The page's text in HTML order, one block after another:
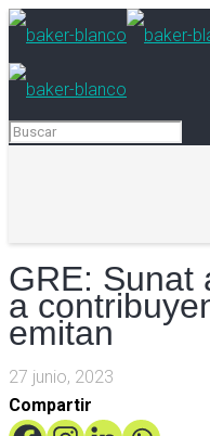
GRE: Sunat
a
emitan
27 junio, 2023
Compartir